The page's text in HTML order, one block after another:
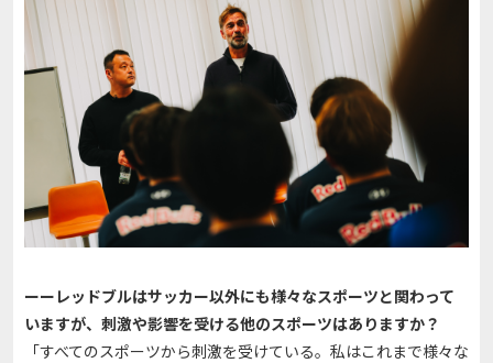
ーーレッドブルはサッカー以外にも様々なスポーツと関わって
いますが、刺激や影響を受ける他のスポーツはありますか？
「すべてのスポーツから刺激を受けている。私はこれまで様々な